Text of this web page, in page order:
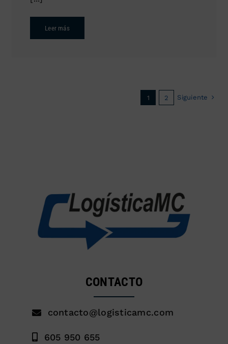
Leer más
1 2 Siguiente
CONTACTO
contacto@logisticamc.com
605 950 655